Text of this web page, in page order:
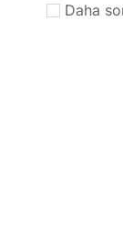
Daha